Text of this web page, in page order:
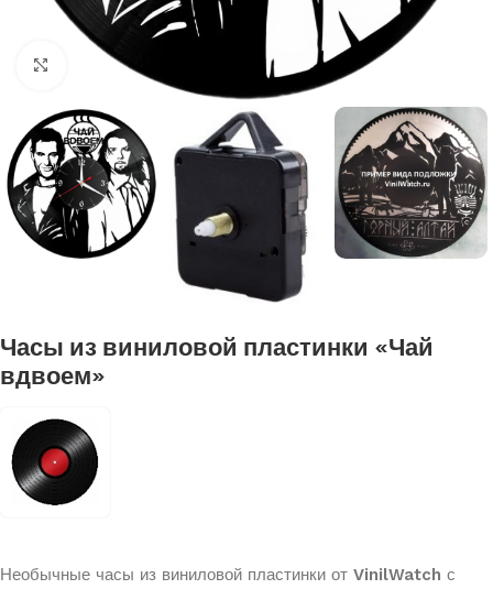
Нажмите, чтобы увеличить
Часы из виниловой пластинки «Чай
вдвоем»
Необычные часы из виниловой пластинки от VinilWatch с